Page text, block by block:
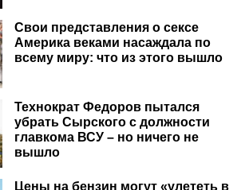
Свои представления о сексе
Америка веками насаждала по
всему миру: что из этого вышло
Технократ Федоров пытался
убрать Сырского с должности
главкома ВСУ – но ничего не
вышло
Цены на бензин могут «улететь в